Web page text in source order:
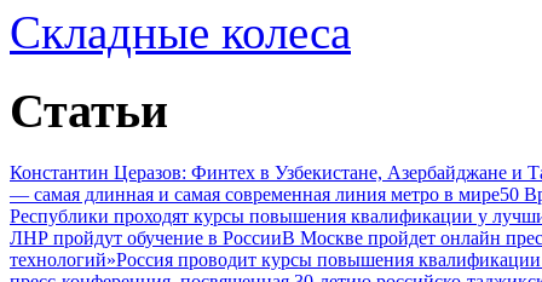
Складные колеса
Статьи
Константин Церазов: Финтех в Узбекистане, Азербайджане
— самая длинная и самая современная линия метро в мире50
Республики проходят курсы повышения квалификации у
ЛНР пройдут обучение в РоссииВ Москве пройдет онлайн
технологий»Россия проводит курсы повышения квалификации